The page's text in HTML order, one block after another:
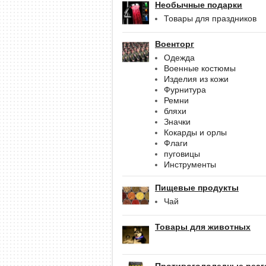
Необычные подарки
Товары для праздников
Военторг
Одежда
Военные костюмы
Изделия из кожи
Фурнитура
Ремни
бляхи
Значки
Кокарды и орлы
Флаги
пуговицы
Инструменты
Пищевые продукты
Чай
Товары для животных